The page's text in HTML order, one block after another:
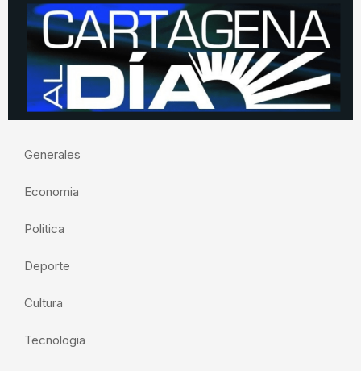
Generales
Economia
Politica
Deporte
Cultura
Tecnologia